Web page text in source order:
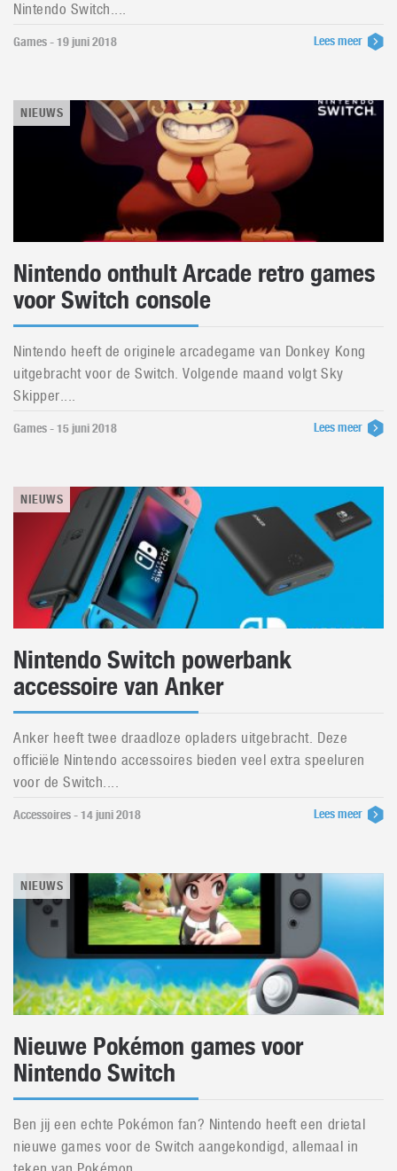
Nintendo Switch....
Games - 19 juni 2018 Lees meer
NIEUWS
Nintendo onthult Arcade retro games
voor Switch console
Nintendo heeft de originele arcadegame van Donkey Kong
uitgebracht voor de Switch. Volgende maand volgt Sky
Skipper....
Games - 15 juni 2018 Lees meer
NIEUWS
Nintendo Switch powerbank
accessoire van Anker
Anker heeft twee draadloze opladers uitgebracht. Deze
officiële Nintendo accessoires bieden veel extra speeluren
voor de Switch....
Accessoires - 14 juni 2018 Lees meer
NIEUWS
Nieuwe Pokémon games voor
Nintendo Switch
Ben jij een echte Pokémon fan? Nintendo heeft een drietal
nieuwe games voor de Switch aangekondigd, allemaal in